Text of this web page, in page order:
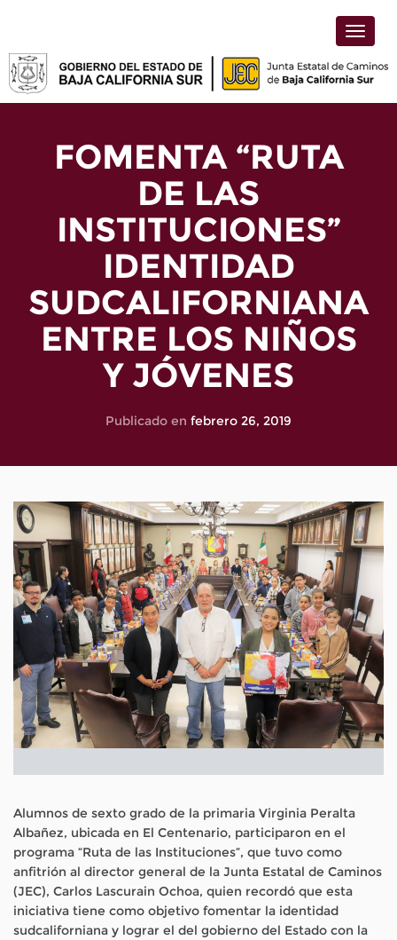
Toggle
FOMENTA “RUTA
DE LAS
INSTITUCIONES”
IDENTIDAD
SUDCALIFORNIANA
ENTRE LOS NIÑOS
Y JÓVENES
Publicado en febrero 26, 2019
Alumnos de sexto grado de la primaria Virginia Peralta
Albañez, ubicada en El Centenario, participaron en el
programa “Ruta de las Instituciones”, que tuvo como
anfitrión al director general de la Junta Estatal de Caminos
(JEC), Carlos Lascurain Ochoa, quien recordó que esta
iniciativa tiene como objetivo fomentar la identidad
sudcaliforniana y lograr el del gobierno del Estado con la